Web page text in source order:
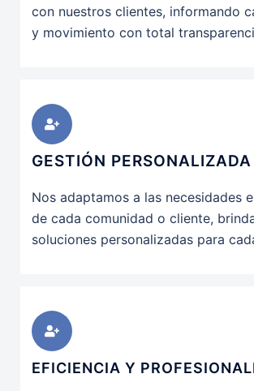
con nuestros clientes, informando
y movimiento con total
GESTIÓN PERSONALIZADA
Nos adaptamos a las necesidades
de cada comunidad o cliente,
soluciones personalizadas para
EFICIENCIA Y